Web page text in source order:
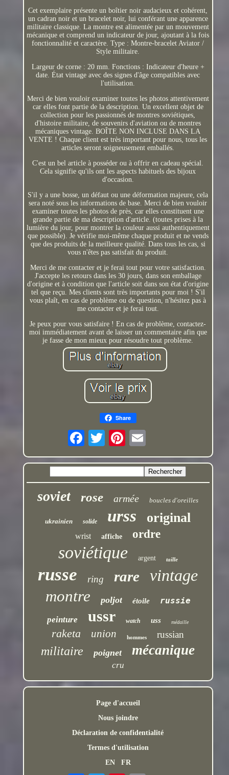
Cet exemplaire présente un boîtier noir audacieux et cohérent,
un cadran noir et un bracelet noir, lui conférant une apparence
militaire classique. La montre est alimentée par un mouvement
mécanique et comprend un indicateur de jour, ajoutant à la fois
fonctionnalité et caractère. Type : Montre-bracelet Aviator /
Style militaire.
Largeur de corne : 20 mm. Fonctions : Indicateur d'heure +
date. État vintage avec des signes d'âge compatibles avec
l'utilisation.
Merci de bien vouloir examiner toutes les photos attentivement
car elles font partie de la description. Un excellent objet de
collection pour les passionnés de montres soviétiques,
d'histoire militaire, de souvenirs d'aviation ou de montres
mécaniques vintage. BOÎTE NON INCLUSE DANS LA
VENTE ! Chaque client est très important pour nous, tous les
articles seront soigneusement emballés.
C'est un bel article à posséder ou à offrir en cadeau spécial.
Cela signifie qu'ils ont les aspects habituels des bijoux
d'occasion.
S'il y a une bosse, un défaut ou une déformation majeure, cela
sera noté sous les informations de base. Merci de bien vouloir
examiner toutes les photos de près, car elles constituent une
grande partie de ma description d'article. (toutes prises à la
lumière du jour, pour montrer la couleur aussi authentiquement
que possible). Je vérifie moi-même chaque produit et ne vends
que des produits de la meilleure qualité. Dans tous les cas, si
vous n'êtes pas satisfait du produit.
Merci de me contacter et je ferai tout pour votre satisfaction.
J'accepte les retours dans les 30 jours, dans son emballage
d'origine et à condition que l'article soit dans son état d'origine
tel que reçu. Mes clients sont très importants pour moi ! S'il
vous plaît, en cas de problème ou de question, n'hésitez pas à
me contacter et je ferai tout.
Je peux pour vous satisfaire ! En cas de problème, contactez-
moi immédiatement avant de laisser un commentaire afin que
je fasse de mon mieux pour résoudre tout problème.
Share
soviet rose armée boucles d'oreilles
ukrainien solide urss original
wrist affiche ordre
soviétique argent taille
russe ring rare vintage
montre poljot étoile
russie
peinture
ussr watch uss médaille
raketa union hommes russian
militaire poignet mécanique
cru
Page d'accueil
Nous joindre
Déclaration de confidentialité
Termes d'utilisation
EN
FR